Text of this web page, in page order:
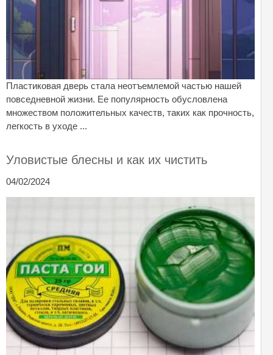
Пластиковая дверь стала неотъемлемой частью нашей
повседневной жизни. Ее популярность обусловлена
множеством положительных качеств, таких как прочность,
легкость в уходе ...
Уловистые блесны и как их чистить
04/02/2024